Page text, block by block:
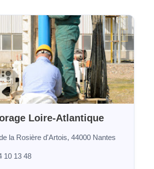
Loire-Atlantique
la Rosière d'Artois, 44000 Nantes
10 13 48